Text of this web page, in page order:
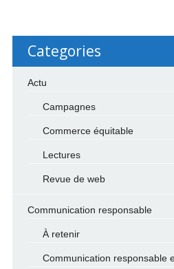
Categories
Actu
Campagnes
Commerce équitable
Lectures
Revue de web
Communication responsable
À retenir
Communication responsable